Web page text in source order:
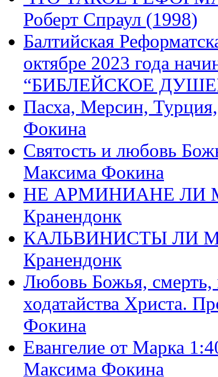
Роберт Спраул (1998)
Балтийская
октябре 2023 года
“БИБЛЕЙСКОЕ
Пасха, Мерсин,
Фокина
Святость и любовь
Максима Фокина
НЕ АРМИНИАНЕ ЛИ
Кранендонк
КАЛЬВИНИСТЫ ЛИ
Кранендонк
Любовь Божья, смерть,
ходатайства Христа.
Фокина
Евангелие от Марка
Максима Фокина